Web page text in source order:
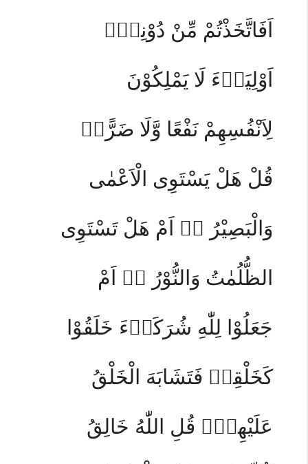
اَفَاتَّخَذْتُمْ مِّنْ دُوْنِهٖٓ
اَوْلِيَاۤءَ لَا يَمْلِكُوْنَ
لِاَنْفُسِهِمْ نَفْعًا وَّلَا ضَرًّاۗ
قُلْ هَلْ يَسْتَوِى الْاَعْمٰى
وَالْبَصِيْرُ ەۙ اَمْ هَلْ تَسْتَوِى
الظُّلُمٰتُ وَالنُّوْرُ ەۚ اَمْ
جَعَلُوْا لِلّٰهِ شُرَكَاۤءَ خَلَقُوْا
كَخَلْقِهٖ فَتَشَابَهَ الْخَلْقُ
عَلَيْهِمْۗ قُلِ اللّٰهُ خَالِقُ